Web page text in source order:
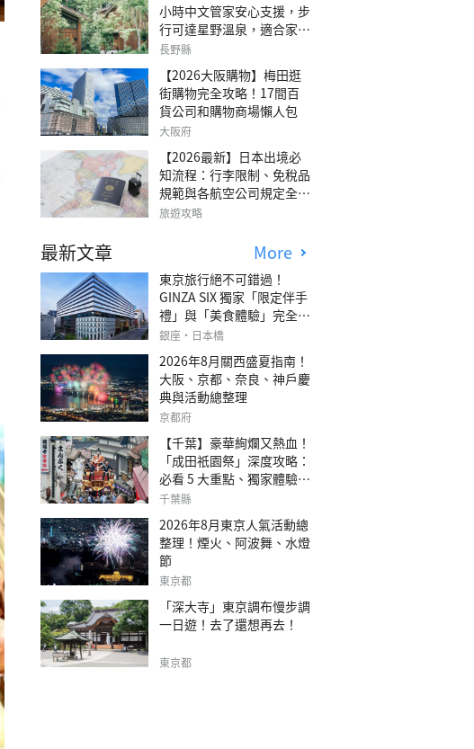
小時中文管家安心支援，步
行可達星野溫泉，適合家庭
旅行、三代同遊與紀念日的
澤森四季VILLA」
長野縣
【2026大阪購物】梅田逛
街購物完全攻略！17間百
貨公司和購物商場懶人包
大阪府
【2026最新】日本出境必
知流程：行李限制、免稅品
規範與各航空公司規定全攻
略
旅遊攻略
最新文章 More
東京旅行絕不可錯過！
GINZA SIX 獨家「限定伴手
禮」與「美食體驗」完全指
南
銀座・日本橋
2026年8月關西盛夏指南！
大阪、京都、奈良、神戶慶
典與活動總整理
京都府
【千葉】豪華絢爛又熱血！
「成田祇園祭」深度攻略：
必看 5 大重點、獨家體驗指
南
千葉縣
2026年8月東京人氣活動總
整理！煙火、阿波舞、水燈
節
東京都
「深大寺」東京調布慢步調
一日遊！去了還想再去！
東京都